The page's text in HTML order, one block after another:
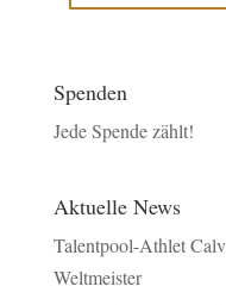
Spenden
Jede Spende zählt!
Aktuelle News
Talentpool-Athlet
Weltmeister